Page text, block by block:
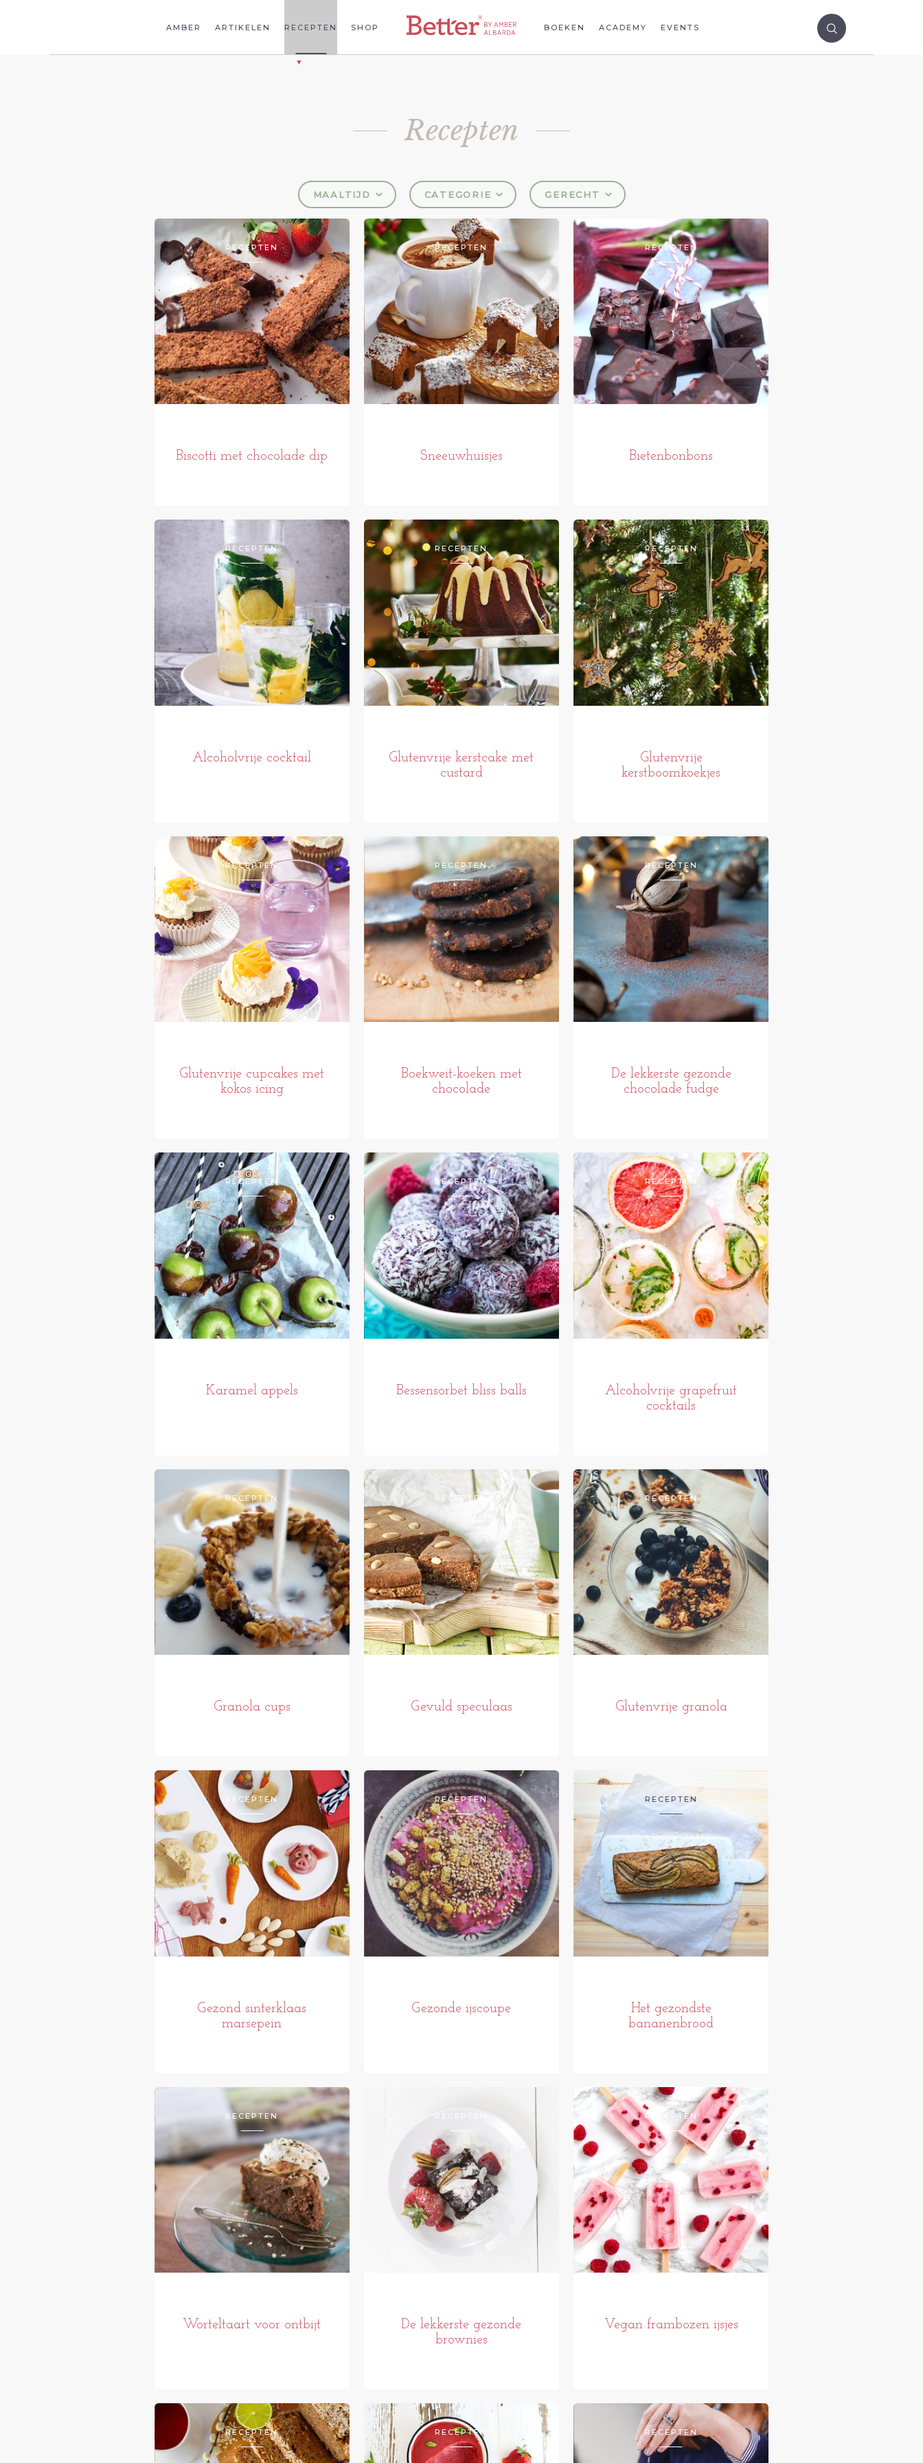
AMBER ARTIKELEN RECEPTEN SHOP BOEKEN ACADEMY EVENTS
Recepten
MAALTIJD CATEGORIE GERECHT
RECEPTEN
Biscotti met chocolade dip
RECEPTEN
Sneeuwhuisjes
RECEPTEN
Bietenbonbons
RECEPTEN
Alcoholvrije cocktail
RECEPTEN
Glutenvrije kerstcake met
custard
RECEPTEN
Glutenvrije
kerstboomkoekjes
RECEPTEN
Glutenvrije cupcakes met
kokos icing
RECEPTEN
Boekweit-koeken met
chocolade
RECEPTEN
De lekkerste gezonde
chocolade fudge
RECEPTEN
Karamel appels
RECEPTEN
Bessensorbet bliss balls
RECEPTEN
Alcoholvrije grapefruit
cocktails
RECEPTEN
Granola cups
RECEPTEN
Gevuld speculaas
RECEPTEN
Glutenvrije granola
RECEPTEN
Gezond sinterklaas
marsepein
RECEPTEN
Gezonde ijscoupe
RECEPTEN
Het gezondste
bananenbrood
RECEPTEN
Worteltaart voor ontbijt
De lekkerste gezonde
brownies
RECEPTEN
Vegan frambozen ijsjes
RECEPTEN RECEPTEN RECEPTEN